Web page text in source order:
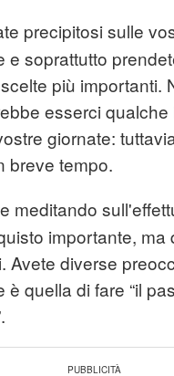
precipitosi sulle
e soprattutto
più importanti.
esserci
giornate:
breve tempo.
meditando
importante, ma
Avete diverse
è quella di fare “il